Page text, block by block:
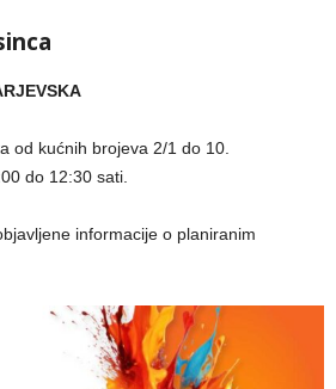
od kućnih brojeva 2/1 do 10.
do 12:30 sati.
informacije o planiranim